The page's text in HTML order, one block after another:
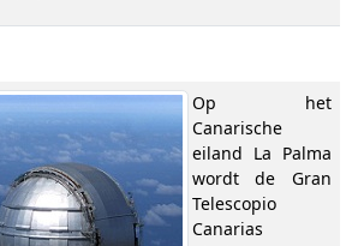
Op het
Canarische
eiland La Palma
wordt de Gran
Telescopio
Canarias